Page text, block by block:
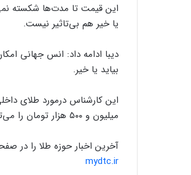
این قیمت تا مدت‌ها شکسته
یا خیر هم بی‌تاثیر نیست.
بیاید یا خیر.
میلیون و ۵۰۰ هزار تومان را می‌توان در شرایط خاص درنظر گرفت.
آخرین اخبار حوزه طلا را در
mydtc.ir